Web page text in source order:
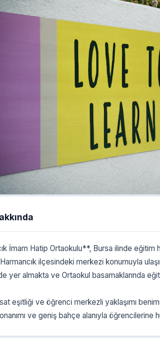
İmam Hatip Ortaokulu**, Bursa ilinde eğitim
ilçesindeki merkezi konumuyla
yer almakta ve Ortaokul basamaklarında
eşitliği ve öğrenci merkezli yaklaşımı
ve geniş bahçe alanıyla öğrencilerine